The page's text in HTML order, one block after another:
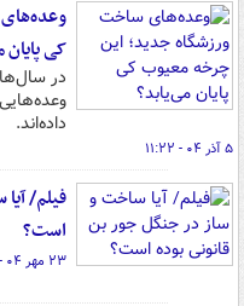
کی پایان
در
داده‌اند.
۵ آذر ۰۴ - ۱۱:۲۲
فیلم/
است؟
۲۳ مهر ۰۴ - ۱۲:۵۷